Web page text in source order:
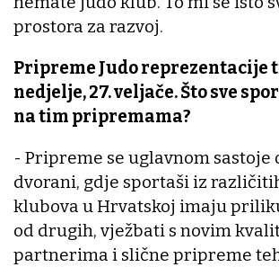
prostora za razvoj.
Pripreme Judo reprezentacije
nedjelje, 27. veljače. Što sve
na tim pripremama?
- Pripreme se uglavnom sastoje
dvorani, gdje sportaši iz
klubova u Hrvatskoj imaju
od drugih, vježbati s novim
partnerima i slične pripreme